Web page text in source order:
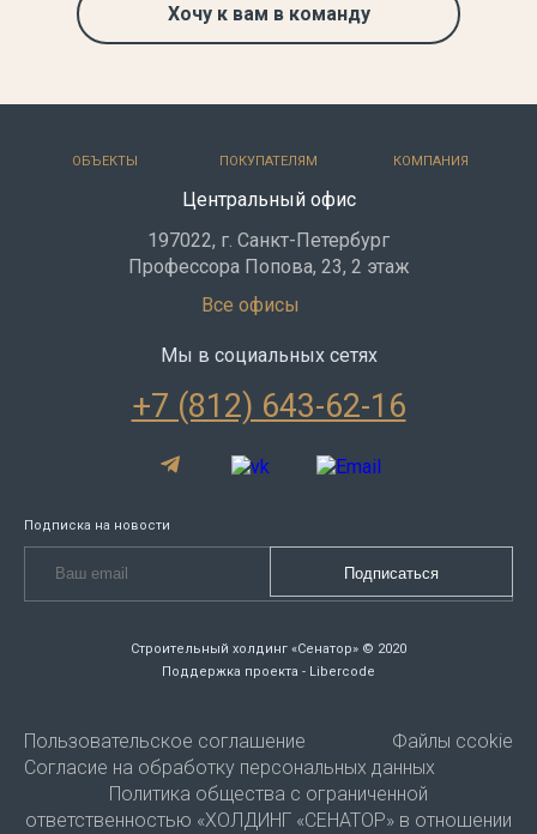
Хочу к вам в команду
ОБЪЕКТЫ ПОКУПАТЕЛЯМ КОМПАНИЯ
Центральный офис
197022, г. Санкт-Петербург
Профессора Попова, 23, 2 этаж
Все офисы
Мы в социальных сетях
+7 (812) 643-62-16
Подписка на новости
Строительный холдинг «Сенатор» © 2020
Поддержка проекта - Libercode
Пользовательское соглашение
Файлы ccokie
Согласие на обработку персональных данных
Политика общества с ограниченной
ответственностью «ХОЛДИНГ «СЕНАТОР» в отношении